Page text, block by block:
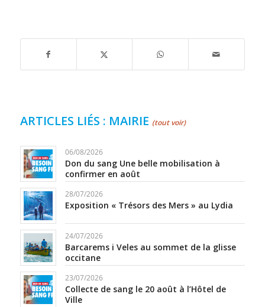
ARTICLES LIÉS : MAIRIE (tout voir)
06/08/2026
Don du sang Une belle mobilisation à
confirmer en août
28/07/2026
Exposition « Trésors des Mers » au Lydia
24/07/2026
Barcarems i Veles au sommet de la glisse
occitane
23/07/2026
Collecte de sang le 20 août à l’Hôtel de
Ville